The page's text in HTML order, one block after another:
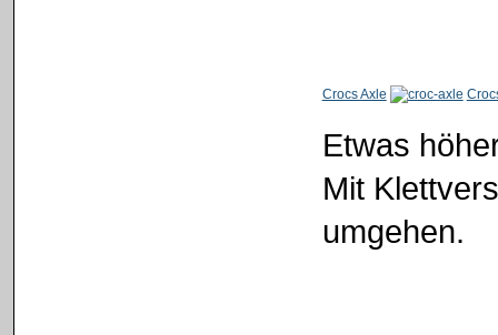
Crocs Axle
Etwas
Mit
umgehen.